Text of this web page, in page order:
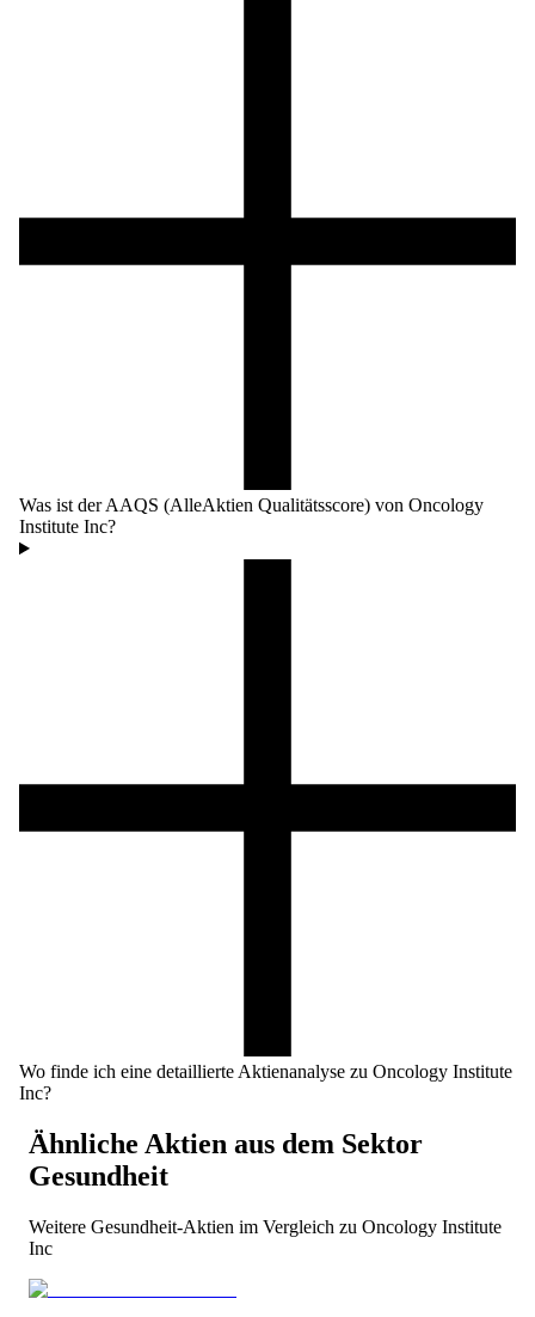
Was ist der AAQS (AlleAktien Qualitätsscore) von Oncology
Institute Inc?
Wo finde ich eine detaillierte Aktienanalyse zu Oncology Institute
Inc?
Ähnliche Aktien aus dem Sektor
Gesundheit
Weitere Gesundheit-Aktien im Vergleich zu Oncology Institute
Inc